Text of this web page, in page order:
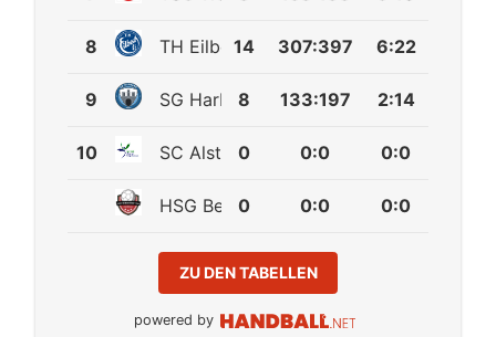
8 TH Eilbeck
14 307:397 6:22
9 SG Harburg
8 133:197 2:14
10 SC Alstertal-Langenhorn 2
0 0:0 0:0
HSG Bergedorf/VM
0 0:0 0:0
ZU DEN TABELLEN
powered by